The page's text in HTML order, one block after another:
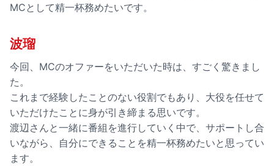
MCとして精一杯務めたいです。
波瑠
今回、MCのオファーをいただいた時は、すごく驚きまし
た。
これまで経験したことのない役割でもあり、大役を任せて
いただけたことに身が引き締まる思いです。
渡辺さんと一緒に番組を進行していく中で、サポートし合
いながら、自分にできることを精一杯務めたいと思ってい
ます。